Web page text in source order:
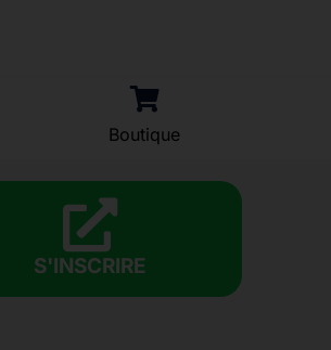
Boutique
S'INSCRIRE